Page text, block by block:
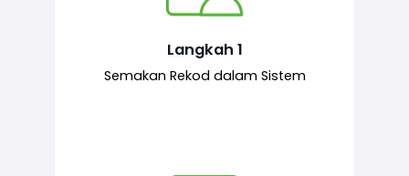
Langkah 1
Semakan Rekod dalam Sistem
yang pernah dibuat oleh pemohon,